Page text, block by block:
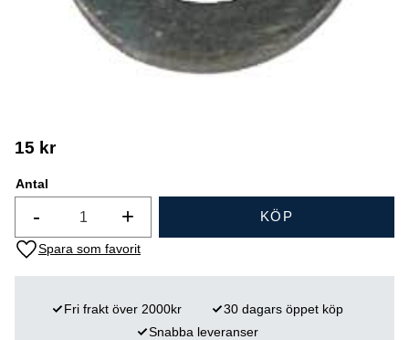
15 kr
Antal
+
- KÖP
Lägg till i favoriter
Fri frakt över 2000kr
30 dagars öppet köp
Snabba leveranser